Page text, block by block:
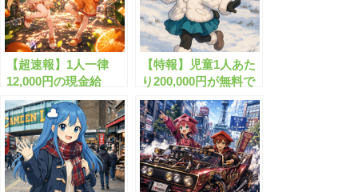
【超速報】1人一律
12,000円の現金給
付！”くらし応援給付
金”がついにスタート
【特報】児童1人あた
り200,000円が無料で
もらえます！